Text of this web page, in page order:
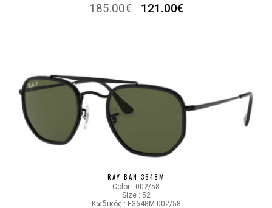
185.00€ 121.00€
RAY-BAN 3648M
Color : 002/58
Size : 52
Κωδικός : E3648M-002/58